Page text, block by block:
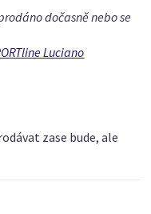
dočasně nebo se
Luciano
zase bude, ale